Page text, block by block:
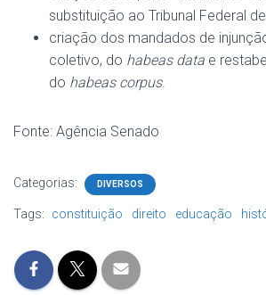
substituição ao Tribunal Federal
criação dos mandados de
coletivo, do habeas data e
do habeas corpus.
Fonte: Agência Senado
Categorias: DIVERSOS
Tags: constituição direito educação